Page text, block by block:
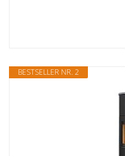
BESTSELLER NR. 2